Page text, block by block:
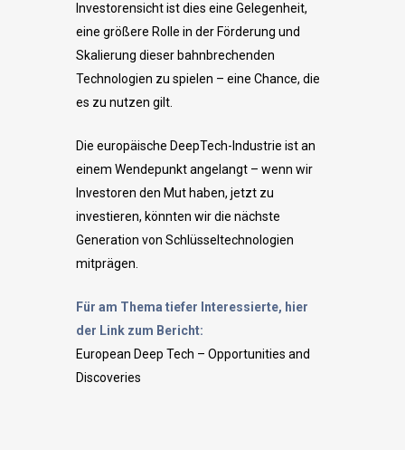
Investorensicht ist dies eine Gelegenheit,
eine größere Rolle in der Förderung und
Skalierung dieser bahnbrechenden
Technologien zu spielen – eine Chance, die
es zu nutzen gilt.
Die europäische DeepTech-Industrie ist an
einem Wendepunkt angelangt – wenn wir
Investoren den Mut haben, jetzt zu
investieren, könnten wir die nächste
Generation von Schlüsseltechnologien
mitprägen.
Für am Thema tiefer Interessierte, hier
der Link zum Bericht:
European Deep Tech – Opportunities and
Discoveries